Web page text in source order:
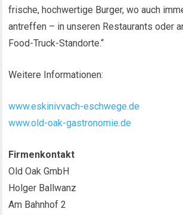
frische, hochwertige Burger, wo auch
antreffen – in unseren Restaurants oder
Food-Truck-Standorte.“
Weitere Informationen:
www.eskinivvach-eschwege.de
www.old-oak-gastronomie.de
Firmenkontakt
Old Oak GmbH
Holger Ballwanz
Am Bahnhof 2